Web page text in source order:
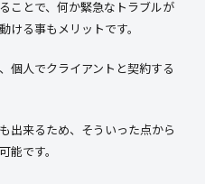
ことで、何か緊急なトラブルが
ける事もメリットです。
個人でクライアントと契約する
出来るため、そういった点から
能です。